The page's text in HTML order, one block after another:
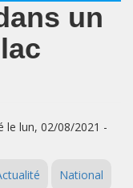
un
le lun, 02/08/2021 -
National